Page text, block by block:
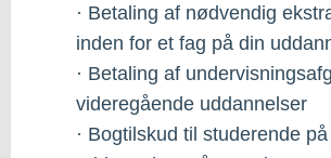
· Betaling af nødvendig
inden for et fag på din
· Betaling af
videregående uddannelser
· Bogtilskud til studerende